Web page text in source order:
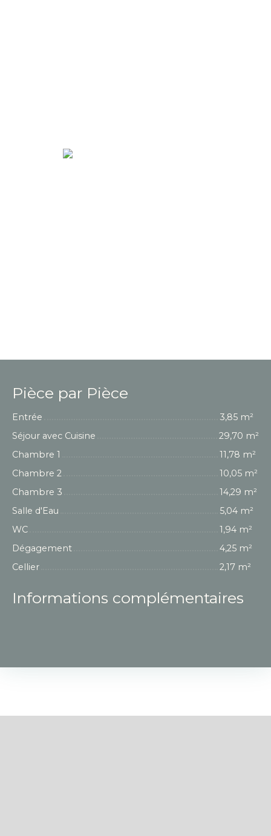
Pièce par Pièce
Entrée
3,85 m²
Séjour avec Cuisine
29,70 m²
Chambre 1
11,78 m²
Chambre 2
10,05 m²
Chambre 3
14,29 m²
Salle d'Eau
5,04 m²
WC
1,94 m²
Dégagement
4,25 m²
Cellier
2,17 m²
Informations complémentaires